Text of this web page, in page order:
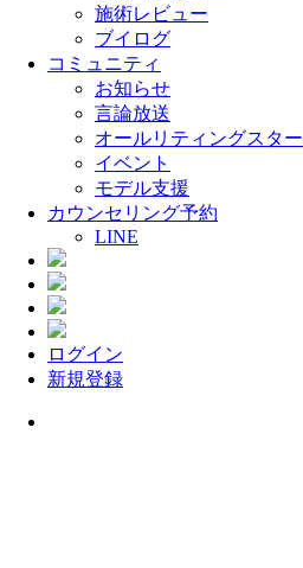
施術レビュー
ブイログ
コミュニティ
お知らせ
言論放送
オールリティングスター
イベント
モデル支援
カウンセリング予約
LINE
ログイン
新規登録